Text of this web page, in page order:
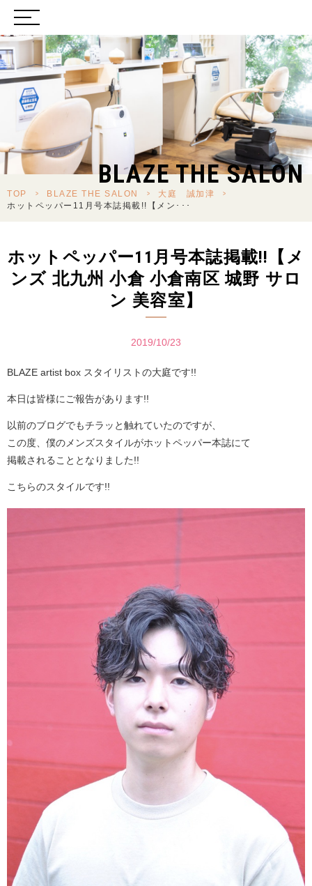
BLAZE THE SALON
TOP > BLAZE THE SALON > 大庭 誠加津
>
ホットペッパー11月号本誌掲載!!【メン･･･
ホットペッパー11月号本誌掲載!!【メ
ンズ 北九州 小倉 小倉南区 城野 サロ
ン 美容室】
2019/10/23
BLAZE artist box スタイリストの大庭です!!
本日は皆様にご報告があります!!
以前のブログでもチラッと触れていたのですが、
この度、僕のメンズスタイルがホットペッパー本誌にて
掲載されることとなりました!!
こちらのスタイルです!!